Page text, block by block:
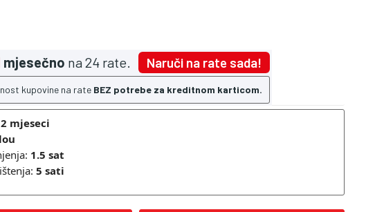
mjesečno na 24 rate. Naruči na rate sada!
kupovine na rate BEZ potrebe za kreditnom karticom.
mjeseci
1.5 sat
5 sati